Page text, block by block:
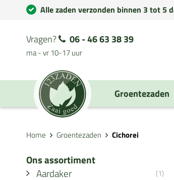
Alle zaden verzonden binnen 3 tot 5
Vragen? 06 - 46 63 38 39
ma - vr 10-17 uur
Groentezaden
Home Groentezaden Cichorei
Ons assortiment
Aardaker
(1)